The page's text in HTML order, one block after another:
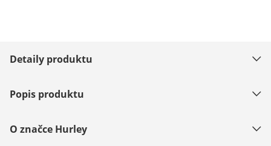
Detaily produktu
Popis produktu
O značce Hurley